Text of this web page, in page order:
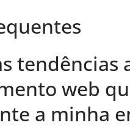
tendências
web
a minha